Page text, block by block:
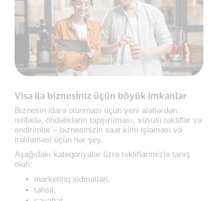
Visa ilə biznesiniz üçün böyük imkanlar
Biznesin idarə olunması üçün yeni alətlərdən
istifadə, öhdəliklərin tapşırılması, xüsusi təkliflər və
endirimlər – biznesinizin saat kimi işləməsi və
irəliləməsi üçün hər şey.
Aşağıdakı kateqoriyalar üzrə təkliflərimizlə tanış
olun:
marketinq xidmətləri,
təhsil,